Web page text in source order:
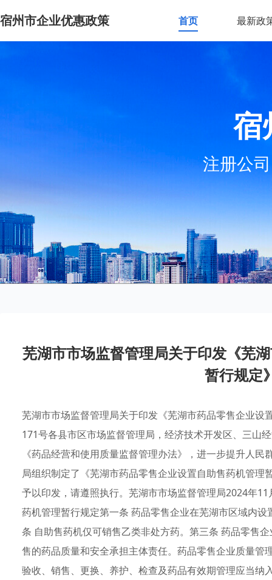
宿州市企业优惠政策 首页 最新政
宿
注册公
芜湖市市场监督管理局关于印发《芜
暂行规定
芜湖市市场监督管理局关于印发《芜湖市药品零售企业
171号各县市区市场监督管理局，经济技术开发区、三山
《药品经营和使用质量监督管理办法》，进一步提升人
局组织制定了《芜湖市药品零售企业设置自助售药机管
予以印发，请遵照执行。芜湖市市场监督管理局2024年
药机管理暂行规定第一条 药品零售企业在芜湖市区域内
条 自助售药机仅可销售乙类非处方药。第三条 药品零售
售的药品质量和安全承担主体责任。药品零售企业质量
验收、销售、更换、养护、检查及药品有效期管理应当